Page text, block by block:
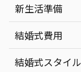
新生活準備
結婚式費用
結婚式スタイル